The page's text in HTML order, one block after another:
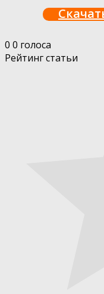
0 0 голоса
Рейтинг статьи